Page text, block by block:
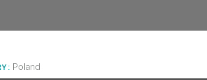
Poland